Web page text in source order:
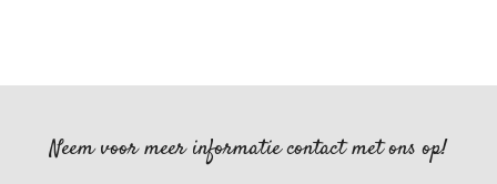
Neem voor meer informatie contact met ons op!